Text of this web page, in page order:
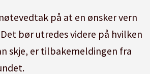
på at en ønsker vern
bør utredes videre på hvilken
skje, er tilbakemeldingen fra